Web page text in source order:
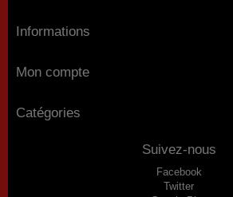
Informations
Mon compte
Catégories
Suivez-nous
Facebook
Twitter